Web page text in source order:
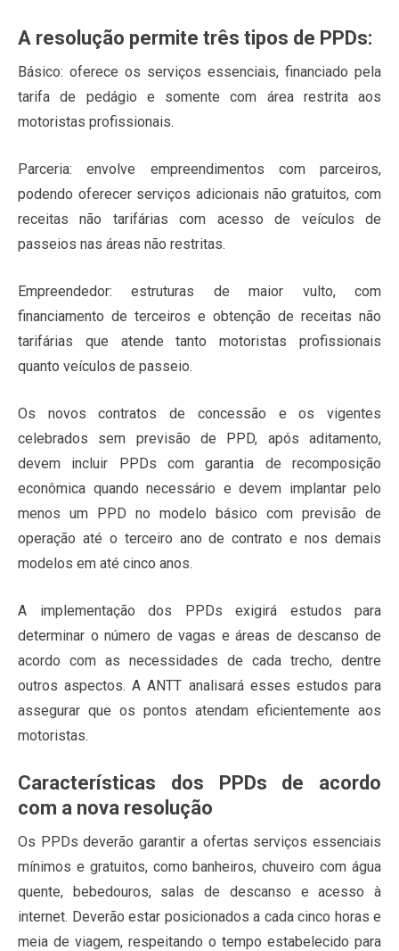
A resolução permite três tipos de PPDs:
Básico: oferece os serviços essenciais, financiado pela
tarifa de pedágio e somente com área restrita aos
motoristas profissionais.
Parceria: envolve empreendimentos com parceiros,
podendo oferecer serviços adicionais não gratuitos, com
receitas não tarifárias com acesso de veículos de
passeios nas áreas não restritas.
Empreendedor: estruturas de maior vulto, com
financiamento de terceiros e obtenção de receitas não
tarifárias que atende tanto motoristas profissionais
quanto veículos de passeio.
Os novos contratos de concessão e os vigentes
celebrados sem previsão de PPD, após aditamento,
devem incluir PPDs com garantia de recomposição
econômica quando necessário e devem implantar pelo
menos um PPD no modelo básico com previsão de
operação até o terceiro ano de contrato e nos demais
modelos em até cinco anos.
A implementação dos PPDs exigirá estudos para
determinar o número de vagas e áreas de descanso de
acordo com as necessidades de cada trecho, dentre
outros aspectos. A ANTT analisará esses estudos para
assegurar que os pontos atendam eficientemente aos
motoristas.
Características dos PPDs de acordo
com a nova resolução
Os PPDs deverão garantir a ofertas serviços essenciais
mínimos e gratuitos, como banheiros, chuveiro com água
quente, bebedouros, salas de descanso e acesso à
internet. Deverão estar posicionados a cada cinco horas e
meia de viagem, respeitando o tempo estabelecido para